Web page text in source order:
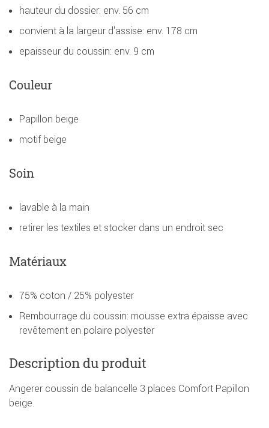
hauteur du dossier: env. 56 cm
convient à la largeur d'assise: env. 178 cm
epaisseur du coussin: env. 9 cm
Couleur
Papillon beige
motif beige
Soin
lavable à la main
retirer les textiles et stocker dans un endroit sec
Matériaux
75% coton / 25% polyester
Rembourrage du coussin: mousse extra épaisse avec
revêtement en polaire polyester
Description du produit
Angerer coussin de balancelle 3 places Comfort Papillon
beige.